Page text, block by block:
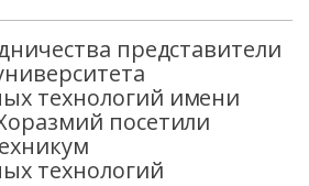
представители
технологий имени
посетили
технологий